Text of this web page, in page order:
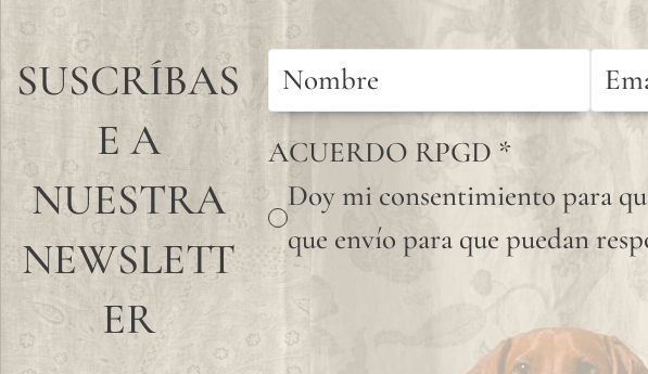
SUSCRÍBAS
E A
NUESTRA
NEWSLETT
ER
ACUERDO RPGD *
Doy mi consentimiento para
que envío para que puedan